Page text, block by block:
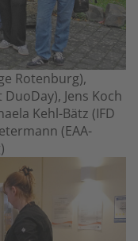
Rotenburg),
Jens Koch
Kehl-Bätz (IFD
(EAA-